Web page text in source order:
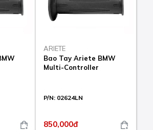
ARIETE
Bao Tay Ariete BMW
Multi-Controller
P/N: 02624LN
850,000đ